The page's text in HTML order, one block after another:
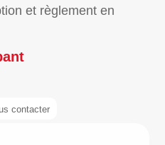
et règlement en
contacter